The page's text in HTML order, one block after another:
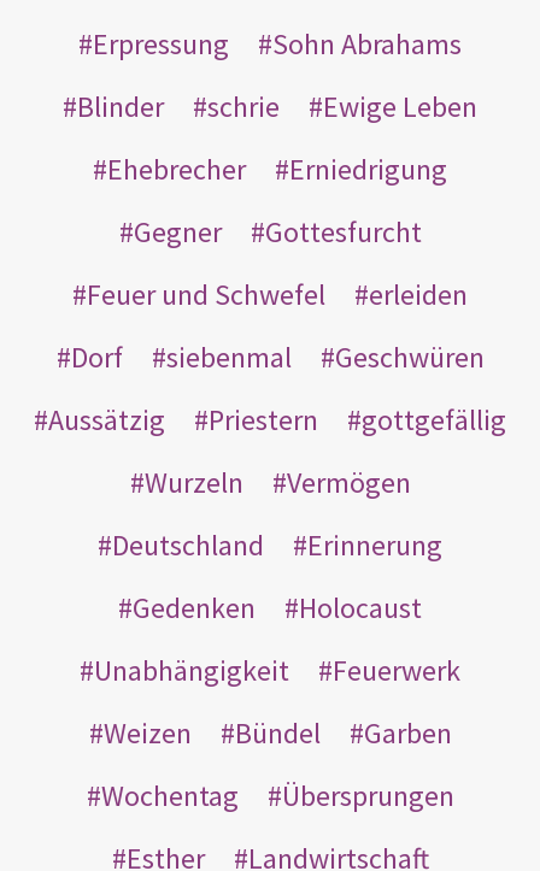
Erpressung
Sohn Abrahams
Blinder
schrie
Ewige Leben
Ehebrecher
Erniedrigung
Gegner
Gottesfurcht
Feuer und Schwefel
erleiden
Dorf
siebenmal
Geschwüren
Aussätzig
Priestern
gottgefällig
Wurzeln
Vermögen
Deutschland
Erinnerung
Gedenken
Holocaust
Unabhängigkeit
Feuerwerk
Weizen
Bündel
Garben
Wochentag
Übersprungen
Esther
Landwirtschaft